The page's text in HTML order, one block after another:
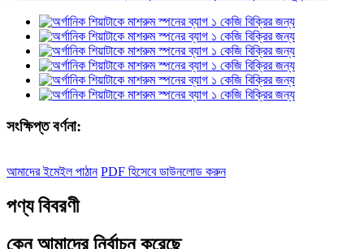
সংক্ষিপ্ত বর্ণনা:
আমাদের ইমেইল পাঠান PDF হিসেবে ডাউনলোড করুন
পণ্য বিবরণী
কেন আমাদের নির্বাচন করেছে